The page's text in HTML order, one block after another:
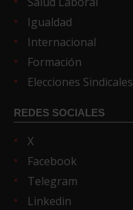
Igualdad
Internacional
Formación
Elecciones Sindicales
REDES SOCIALES
X
Facebook
Telegram
Linkedin